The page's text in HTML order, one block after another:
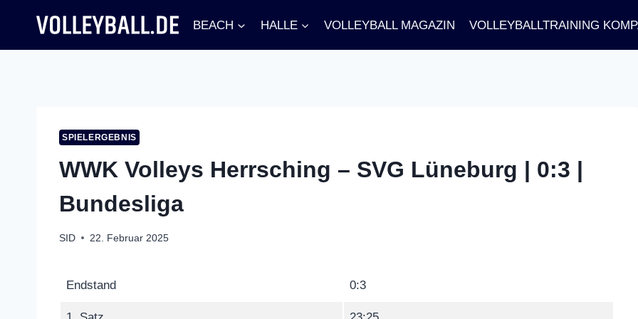
springen
BEACH HALLE VOLLEYBALL MAGAZIN VOLLEYBALLTRAINING
SPIELERGEBNIS
WWK Volleys Herrsching – SVG Lüneburg | 0:3 |
Bundesliga
SID 22. Februar 2025
Endstand 0:3